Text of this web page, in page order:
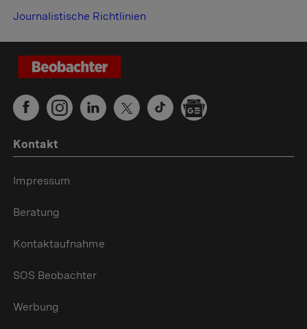
Journalistische Richtlinien
Kontakt
Impressum
Beratung
Kontaktaufnahme
SOS Beobachter
Werbung